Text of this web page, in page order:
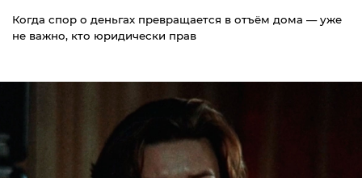
Когда спор о деньгах превращается в отъём дома — уже
не важно, кто юридически прав